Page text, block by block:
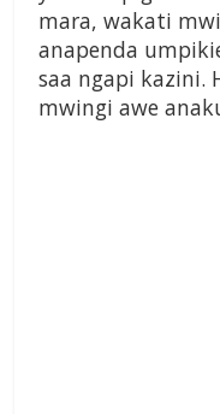
mara, wakati
anapenda
saa ngapi kazini.
mwingi awe